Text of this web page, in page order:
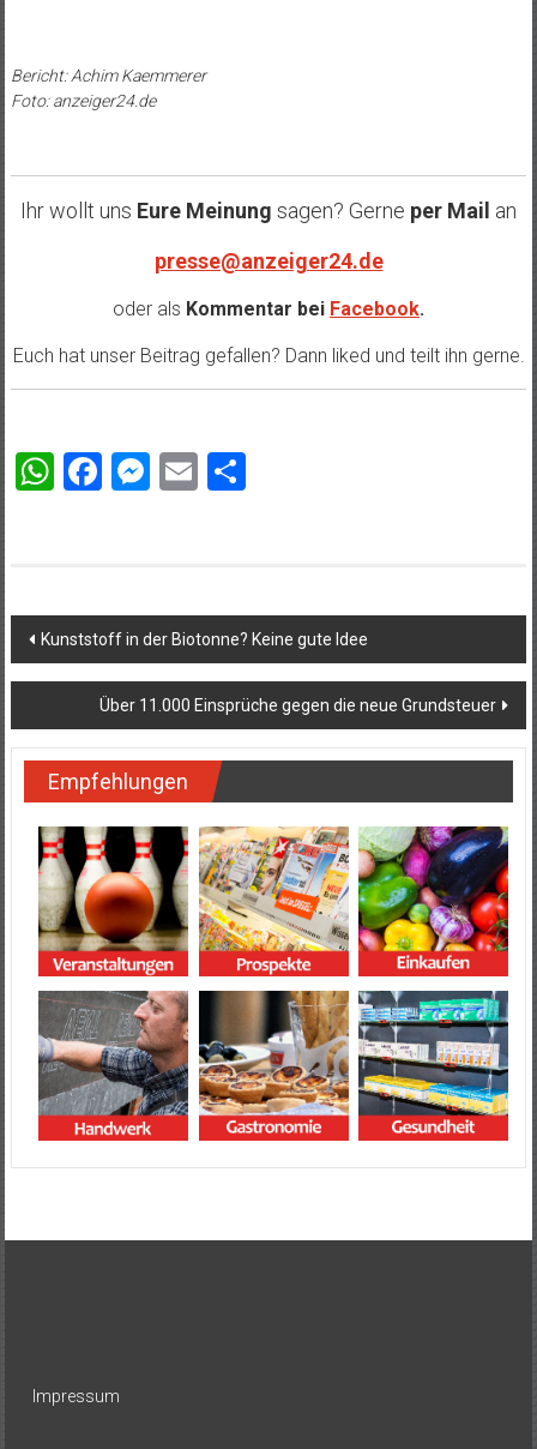
Bericht: Achim Kaemmerer
Foto: anzeiger24.de
Ihr wollt uns Eure Meinung sagen? Gerne per Mail an
presse@anzeiger24.de
oder als Kommentar bei Facebook.
Euch hat unser Beitrag gefallen? Dann liked und teilt ihn gerne.
WhatsApp
Facebook
Messenger
EmailTeilen
Beitragsnavigation
Kunststoff in der Biotonne? Keine gute Idee
Über 11.000 Einsprüche gegen die neue Grundsteuer
Empfehlungen
Impressum